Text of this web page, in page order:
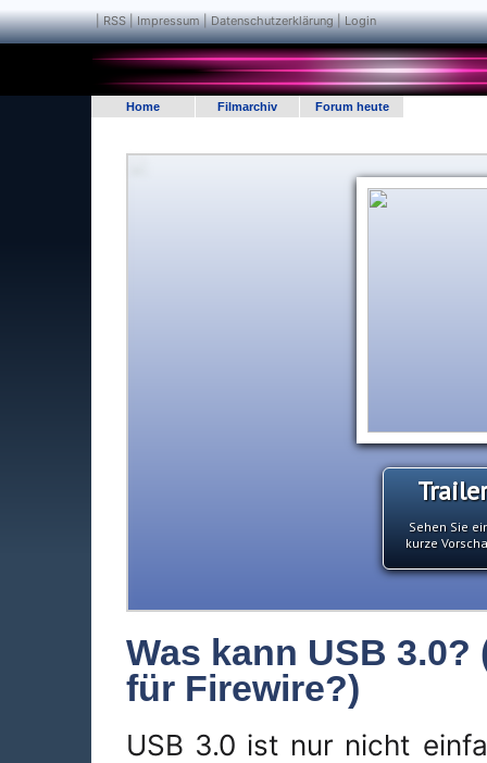
|RSS|Impressum | Datenschutzerklärung|Login
Home Filmarchiv Forum heute
Trailer
Sehen Sie
kurze
Was kann USB
für Firewire?)
USB 3.0 ist nur nicht